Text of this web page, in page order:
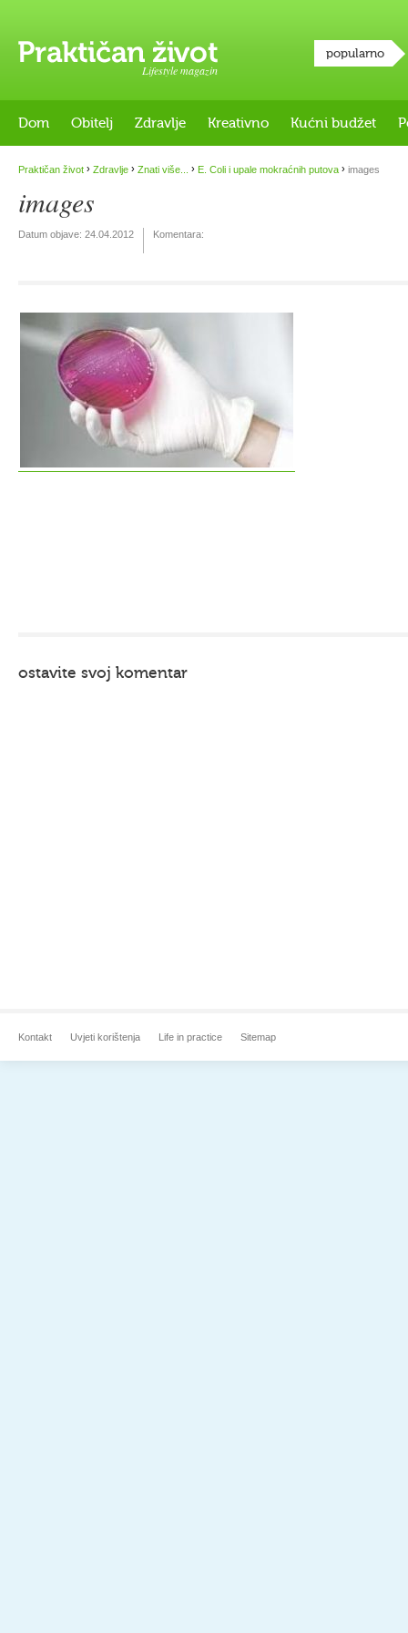
Lifestyle magazin
popularno
Dom Obitelj Zdravlje Kreativno Kućni budžet
Praktičan život › Zdravlje › Znati više... › E. Coli i upale mokraćnih putova › images
images
Datum objave: 24.04.2012 Komentara:
ostavite svoj komentar
Kontakt Uvjeti korištenja Life in practice Sitemap